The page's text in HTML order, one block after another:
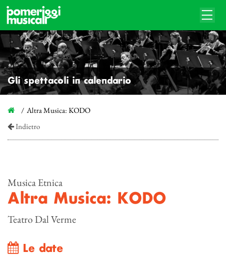
Gli spettacoli in calendario
Altra Musica: KODO
Indietro
Musica Etnica
Altra Musica: KODO
Teatro Dal Verme
Le date